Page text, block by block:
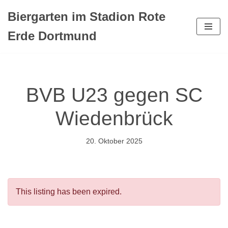
Inhalt
Biergarten im Stadion Rote
Erde Dortmund
BVB U23 gegen SC
Wiedenbrück
20. Oktober 2025
This listing has been expired.